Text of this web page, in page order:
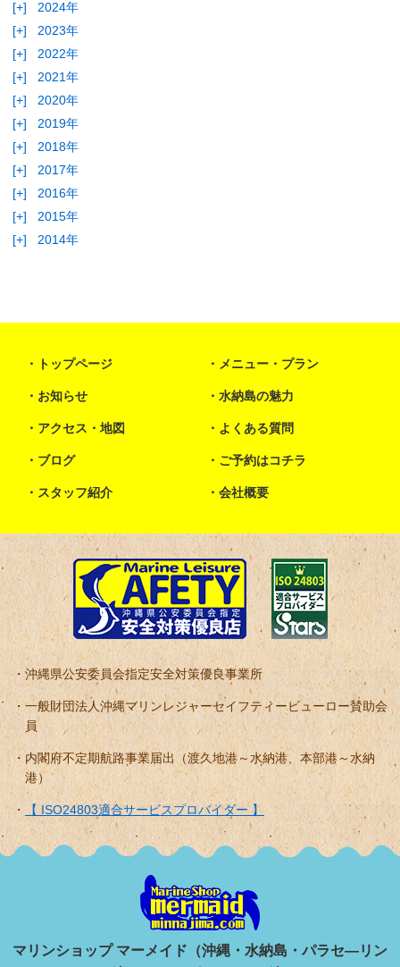
[+]
2024年
[+]
2023年
[+]
2022年
[+]
2021年
[+]
2020年
[+]
2019年
[+]
2018年
[+]
2017年
[+]
2016年
[+]
2015年
[+]
2014年
トップページ メニュー・プラン
お知らせ 水納島の魅力
アクセス・地図 よくある質問
ブログ ご予約はコチラ
スタッフ紹介 会社概要
沖縄県公安委員会指定安全対策優良事業所
一般財団法人沖縄マリンレジャーセイフティービューロー賛助会
員
内閣府不定期航路事業届出（渡久地港～水納港、本部港～水納
港）
【 ISO24803適合サービスプロバイダー 】
マリンショップ マーメイド（沖縄・水納島・パラセ―リン